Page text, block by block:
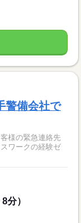
警備会社で
様の緊急連絡先
ワークの経験ゼ
分）